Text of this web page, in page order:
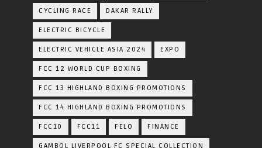
CYCLING RACE DAKAR RALLY
ELECTRIC BICYCLE
ELECTRIC VEHICLE ASIA 2024 EXPO
FCC 12 WORLD CUP BOXING
FCC 13 HIGHLAND BOXING PROMOTIONS
FCC 14 HIGHLAND BOXING PROMOTIONS
FCC10 FCC11 FELO FINANCE
GAMBOL LIVERPOOL FC SPECIAL COLLECTION